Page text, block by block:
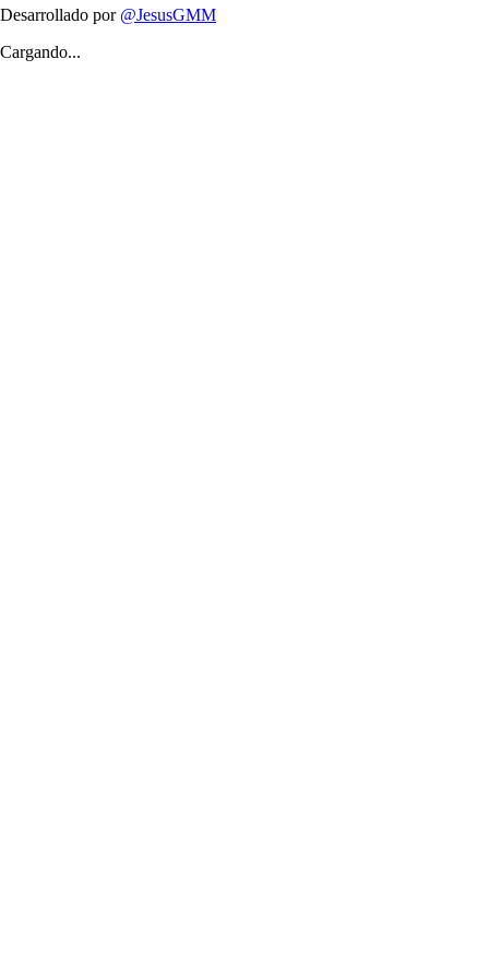
Desarrollado por @JesusGMM
Cargando...